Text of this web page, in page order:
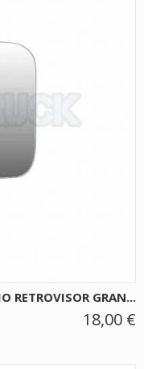
RETROVISOR GRAN...
18,00 €